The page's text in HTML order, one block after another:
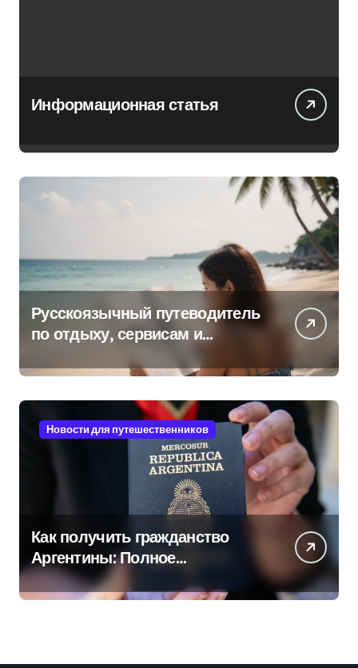
Информационная статья
Русскоязычный путеводитель
по отдыху, сервисам и
Восточной Азии
Новости для путешественников
Как получить гражданство
Аргентины: Полное
руководство